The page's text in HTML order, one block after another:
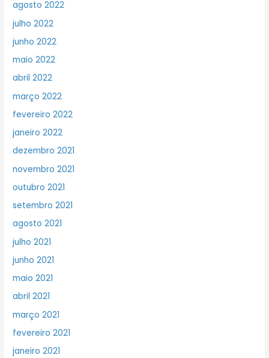
agosto 2022
julho 2022
junho 2022
maio 2022
abril 2022
março 2022
fevereiro 2022
janeiro 2022
dezembro 2021
novembro 2021
outubro 2021
setembro 2021
agosto 2021
julho 2021
junho 2021
maio 2021
abril 2021
março 2021
fevereiro 2021
janeiro 2021